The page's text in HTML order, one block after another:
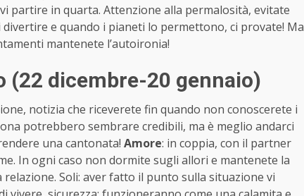
partire in quarta. Attenzione alla permalosità, evitate
e quando i pianeti lo permettono, ci provate! Ma
mantenete l’autoironia!
(22 dicembre-20 gennaio)
notizia che riceverete fin quando non conoscerete i
potrebbero sembrare credibili, ma è meglio andarci
una cantonata! Amore: in coppia, con il partner
In ogni caso non dormite sugli allori e mantenete la
Soli: aver fatto il punto sulla situazione vi